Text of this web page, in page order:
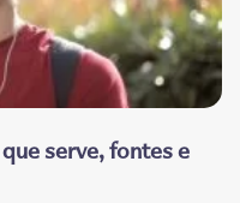
serve, fontes e